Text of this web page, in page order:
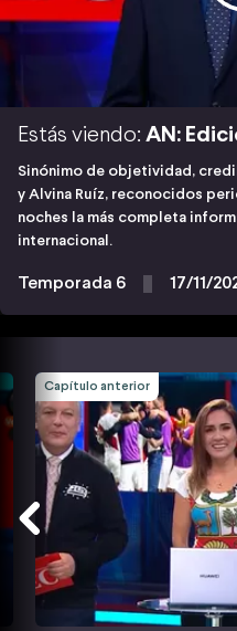
Estás viendo: AN:
Sinónimo de objetividad,
y Alvina Ruíz, reconocidos
noches la más completa
internacional.
Temporada 6 17/11/
Capítulo anterior